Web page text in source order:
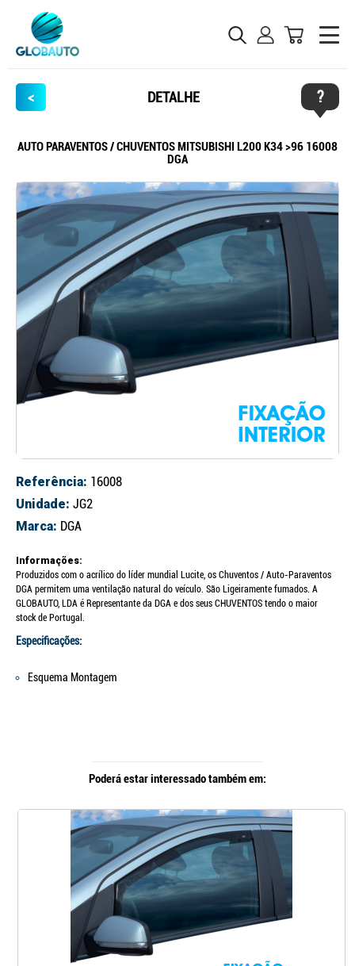
< DETALHE ?
AUTO PARAVENTOS / CHUVENTOS MITSUBISHI L200 K34 >96 16008
DGA
Referência: 16008
Unidade: JG2
Marca: DGA
Informações:
Produzidos com o acrílico do líder mundial Lucite, os Chuventos / Auto-Paraventos
DGA permitem uma ventilação natural do veículo. São Ligeiramente fumados. A
GLOBAUTO, LDA é Representante da DGA e dos seus CHUVENTOS tendo o maior
stock de Portugal.
Especificações:
Esquema Montagem
Poderá estar interessado também em: